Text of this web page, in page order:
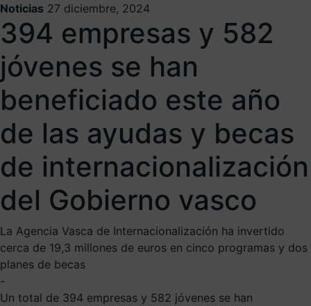
Noticias 27 diciembre, 2024
394 empresas y 582
jóvenes se han
beneficiado este año
de las ayudas y becas
de internacionalización
del Gobierno vasco
La Agencia Vasca de Internacionalización ha invertido
cerca de 19,3 millones de euros en cinco programas y dos
planes de becas
-
Un total de 394 empresas y 582 jóvenes se han